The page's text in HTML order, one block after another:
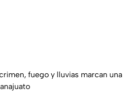
fuego y lluvias marcan una